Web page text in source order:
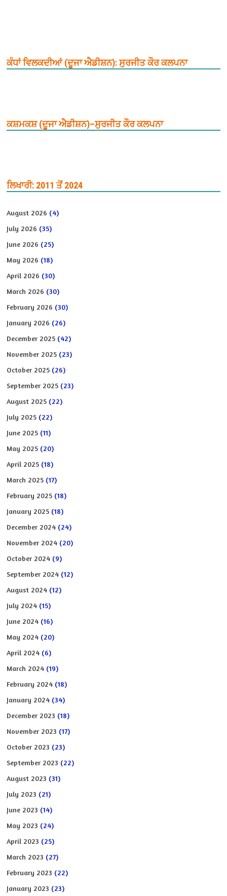
ਕੰਧਾਂ ਵਿਲਕਦੀਆਂ (ਦੂਜਾ ਐਡੀਸ਼ਨ): ਸੁਰਜੀਤ ਕੌਰ ਕਲਪਨਾ
ਕਸ਼ਮਕਸ਼ (ਦੂਜਾ ਐਡੀਸ਼ਨ)–ਸੁਰਜੀਤ ਕੌਰ ਕਲਪਨਾ
ਲਿਖਾਰੀ: 2011 ਤੋਂ 2024
August 2026 (4)
July 2026 (35)
June 2026 (25)
May 2026 (18)
April 2026 (30)
March 2026 (30)
February 2026 (30)
January 2026 (26)
December 2025 (42)
November 2025 (23)
October 2025 (26)
September 2025 (23)
August 2025 (22)
July 2025 (22)
June 2025 (11)
May 2025 (20)
April 2025 (18)
March 2025 (17)
February 2025 (18)
January 2025 (18)
December 2024 (24)
November 2024 (20)
October 2024 (9)
September 2024 (12)
August 2024 (12)
July 2024 (15)
June 2024 (16)
May 2024 (20)
April 2024 (6)
March 2024 (19)
February 2024 (18)
January 2024 (34)
December 2023 (18)
November 2023 (17)
October 2023 (23)
September 2023 (22)
August 2023 (31)
July 2023 (21)
June 2023 (14)
May 2023 (24)
April 2023 (25)
March 2023 (27)
February 2023 (22)
January 2023 (23)